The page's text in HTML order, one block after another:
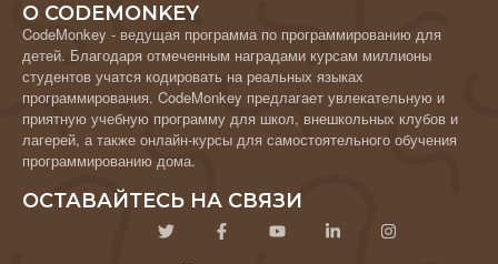
О CODEMONKEY
CodeMonkey - ведущая программа по программированию для
детей. Благодаря отмеченным наградами курсам миллионы
студентов учатся кодировать на реальных языках
программирования. CodeMonkey предлагает увлекательную и
приятную учебную программу для школ, внешкольных клубов и
лагерей, а также онлайн-курсы для самостоятельного обучения
программированию дома.
ОСТАВАЙТЕСЬ НА СВЯЗИ